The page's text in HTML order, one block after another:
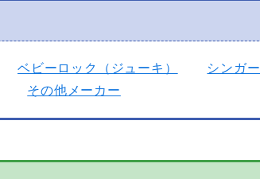
ベビーロック（ジューキ）
シンガー
その他メーカー